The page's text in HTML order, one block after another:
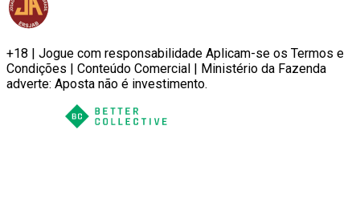
+18 | Jogue com responsabilidade Aplicam-se os Termos e
Condições | Conteúdo Comercial | Ministério da Fazenda
adverte: Aposta não é investimento.